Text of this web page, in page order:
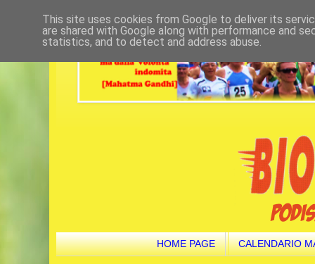
HOME PAGE CALENDARIO
This site uses cookies from Google to deliver its
are shared with Google along with performance and
statistics, and to detect and address abuse.